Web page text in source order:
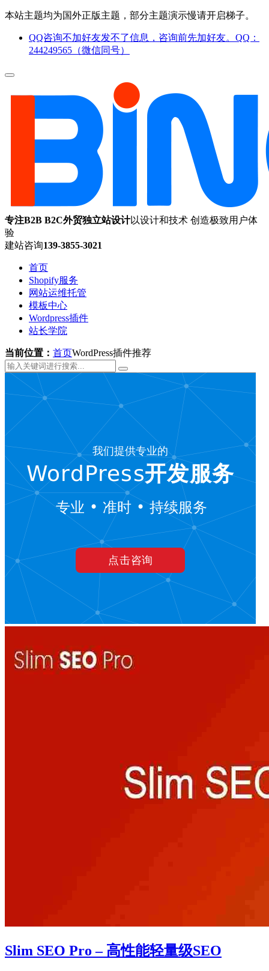
本站主题均为国外正版主题，部分主题演示慢请开启梯子。
QQ咨询不加好友发不了信息，咨询前先加好友。QQ：
244249565（微信同号）
专注B2B B2C外贸独立站设计以设计和技术 创造极致用户体
验
建站咨询139-3855-3021
首页
Shopify服务
网站运维托管
模板中心
Wordpress插件
站长学院
当前位置： 首页WordPress插件推荐
Slim SEO Pro – 高性能轻量级SEO